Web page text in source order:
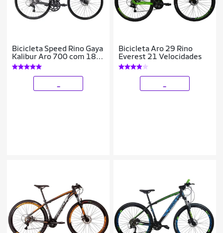
Bicicleta Speed Rino Gaya
Kalibur Aro 700 com 18
Marchas – Freio a Disco –
Cubo Cassete
Bicicleta Aro 29 Rino
Everest 21 Velocidades